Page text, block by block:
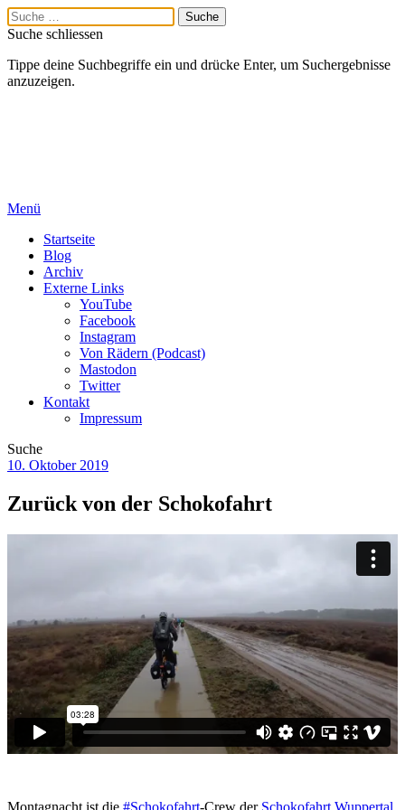
Suche schliessen
Tippe deine Suchbegriffe ein und drücke Enter, um Suchergebnisse
anzuzeigen.
Menü
Startseite
Blog
Archiv
Externe Links
YouTube
Facebook
Instagram
Von Rädern (Podcast)
Mastodon
Twitter
Kontakt
Impressum
Suche
10. Oktober 2019
Zurück von der Schokofahrt
Montagnacht ist die #Schokofahrt-Crew der Schokofahrt Wuppertal